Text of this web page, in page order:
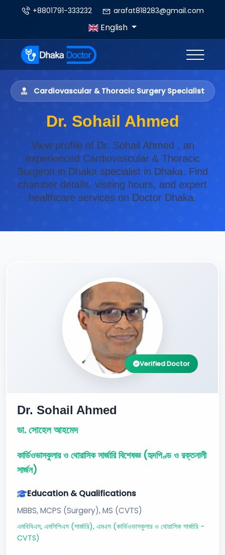
+8801791-333232 arafat818283@gmail.com
English
Cardiovascular & Thoracic Surgery Specialist
Dr. Sohail Ahmed
View profile of Dr. Sohail Ahmed , an
experienced Cardiovascular & Thoracic
Surgeon in Dhaka specialist in Dhaka. Find
chamber details, visiting hours, and expert
healthcare services on Doctor Dhaka.
Verified Doctor
Dr. Sohail Ahmed
ডা. সোহেল আহমেদ
কার্ডিওভাসকুলার ও থোরাসিক সার্জারি বিশেষজ্ঞ (হৃদপিণ্ড ও রক্তনালী
সার্জন)
Education & Qualifications
MBBS, MCPS (Surgery), MS (CVTS)
এমবিবিএস, এমসিপিএস (সার্জারি), এমএস (কার্ডিওভাসকুলার ও থোরাসিক সার্জারি -
CVTS)